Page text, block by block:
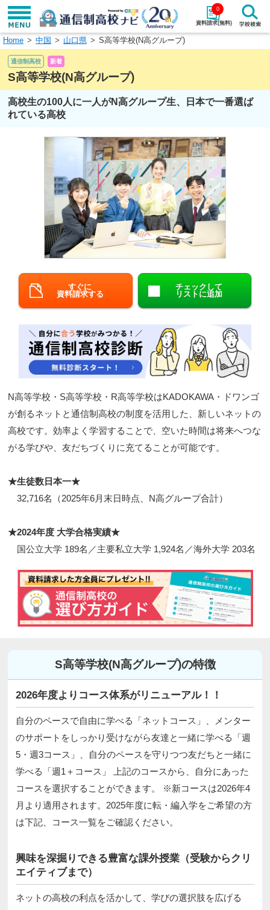
資料請求(無料)
0
学校名で探す
エリアから探す 特徴から探す
北海道・東北
北陸・甲信越
中国
九州・沖縄
閉じる
Home 中国 山口県 S高等学校(N高グループ)
通信制高校 新着
S高等学校(N高グループ)
高校生の100人に一人がN高グループ生、日本で一番選ば
れている高校
すぐに
資料請求する
チェックして
リストに追加
N高等学校・S高等学校・R高等学校はKADOKAWA・ドワンゴ
が創るネットと通信制高校の制度を活用した、新しいネットの
高校です。効率よく学習することで、空いた時間は将来へつな
がる学びや、友だちづくりに充てることが可能です。
★生徒数日本一★
32,716名（2025年6月末日時点、N高グループ合計）
★2024年度 大学合格実績★
国公立大学 189名／主要私立大学 1,924名／海外大学 203名
S高等学校(N高グループ)の特徴
2026年度よりコース体系がリニューアル！！
自分のペースで自由に学べる「ネットコース」、メンター
のサポートをしっかり受けながら友達と一緒に学べる「週
5・週3コース」、自分のペースを守りつつ友だちと一緒に
学べる「週1＋コース」 上記のコースから、自分にあった
コースを選択することができます。 ※新コースは2026年4
月より適用されます。2025年度に転・編入学をご希望の方
は下記、コース一覧をご確認ください。
興味を深掘りできる豊富な課外授業（受験からクリ
エイティブまで）
ネットの高校の利点を活かして、学びの選択肢を広げる